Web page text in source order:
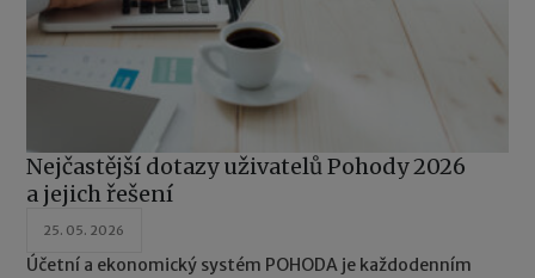
Nejčastější dotazy uživatelů Pohody 2026
a jejich řešení
25. 05. 2026
Účetní a ekonomický systém POHODA je každodenním